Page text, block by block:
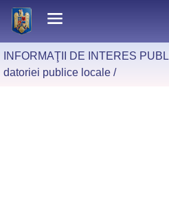
INFORMAŢII DE INTERES
datoriei publice locale/